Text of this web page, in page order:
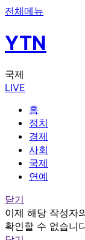
전체메뉴
YTN
국제
LIVE
홈
정치
경제
사회
국제
연예
닫기
이제 해당 작성자
확인할 수 없습니